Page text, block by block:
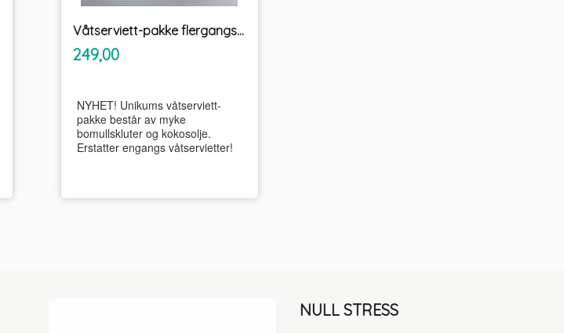
Våtserviett-pakke flergangs Unikum
Pris
249,00mva.
NYHET! Unikums våtserviett-
pakke består av myke
bomullskluter og kokosolje.
Erstatter engangs våtservietter!
NULL STRESS